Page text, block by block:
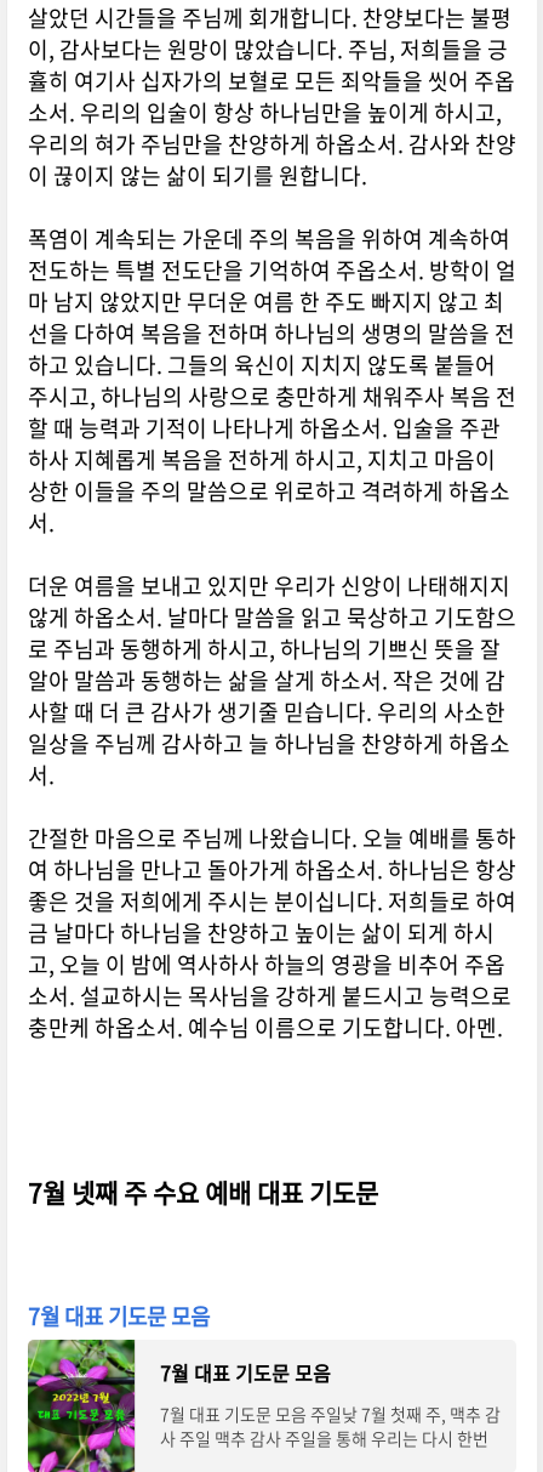
살았던 시간들을 주님께 회개합니다. 찬양보다는 불평
이, 감사보다는 원망이 많았습니다. 주님, 저희들을 긍
휼히 여기사 십자가의 보혈로 모든 죄악들을 씻어 주옵
소서. 우리의 입술이 항상 하나님만을 높이게 하시고,
우리의 혀가 주님만을 찬양하게 하옵소서. 감사와 찬양
이 끊이지 않는 삶이 되기를 원합니다.
폭염이 계속되는 가운데 주의 복음을 위하여 계속하여
전도하는 특별 전도단을 기억하여 주옵소서. 방학이 얼
마 남지 않았지만 무더운 여름 한 주도 빠지지 않고 최
선을 다하여 복음을 전하며 하나님의 생명의 말씀을 전
하고 있습니다. 그들의 육신이 지치지 않도록 붙들어
주시고, 하나님의 사랑으로 충만하게 채워주사 복음 전
할 때 능력과 기적이 나타나게 하옵소서. 입술을 주관
하사 지혜롭게 복음을 전하게 하시고, 지치고 마음이
상한 이들을 주의 말씀으로 위로하고 격려하게 하옵소
서.
더운 여름을 보내고 있지만 우리가 신앙이 나태해지지
않게 하옵소서. 날마다 말씀을 읽고 묵상하고 기도함으
로 주님과 동행하게 하시고, 하나님의 기쁘신 뜻을 잘
알아 말씀과 동행하는 삶을 살게 하소서. 작은 것에 감
사할 때 더 큰 감사가 생기줄 믿습니다. 우리의 사소한
일상을 주님께 감사하고 늘 하나님을 찬양하게 하옵소
서.
간절한 마음으로 주님께 나왔습니다. 오늘 예배를 통하
여 하나님을 만나고 돌아가게 하옵소서. 하나님은 항상
좋은 것을 저희에게 주시는 분이십니다. 저희들로 하여
금 날마다 하나님을 찬양하고 높이는 삶이 되게 하시
고, 오늘 이 밤에 역사하사 하늘의 영광을 비추어 주옵
소서. 설교하시는 목사님을 강하게 붙드시고 능력으로
충만케 하옵소서. 예수님 이름으로 기도합니다. 아멘.
7월 넷째 주 수요 예배 대표 기도문
7월 대표 기도문 모음
7월 대표 기도문 모음
7월 대표 기도문 모음 주일낮 7월 첫째 주, 맥추 감
사 주일 맥추 감사 주일을 통해 우리는 다시 한번